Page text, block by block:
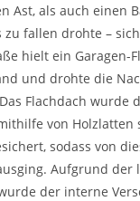
Ast, als auch einen
zu fallen drohte –
hielt ein Garagen-
und drohte die
Flachdach wurde
von Holzlatten
sodass von
Aufgrund der
der interne